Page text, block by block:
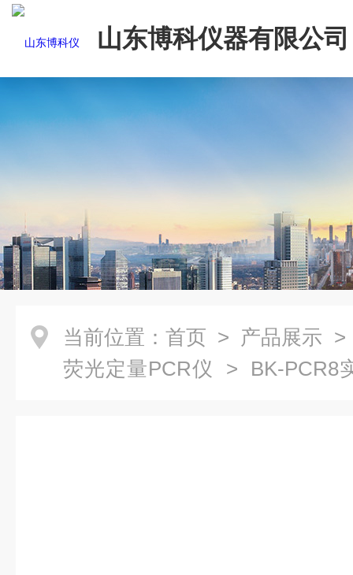
山东博科仪器有限公司
当前位置： 首页 > 产品展示
荧光定量PCR仪 > BK-PCR8